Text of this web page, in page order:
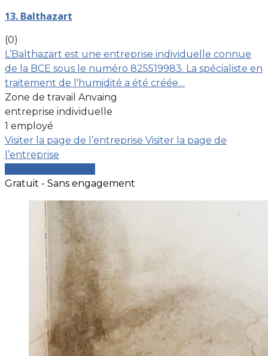
13. Balthazart
(0)
L’Balthazart est une entreprise individuelle connue
de la BCE sous le numéro 825519983. La spécialiste en
traitement de l'humidité a été créée…
Zone de travail Anvaing
entreprise individuelle
1 employé
Visiter la page de l’entreprise Visiter la page de
l’entreprise
Gratuit - Sans engagement